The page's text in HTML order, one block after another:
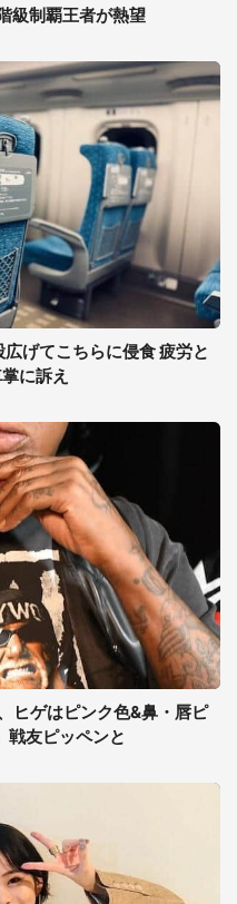
級制覇王者が熱望
げてこちらに侵食 疲労と
に訴え
ヒゲはピンク色&鼻・唇ピ
戦友ピッペンと